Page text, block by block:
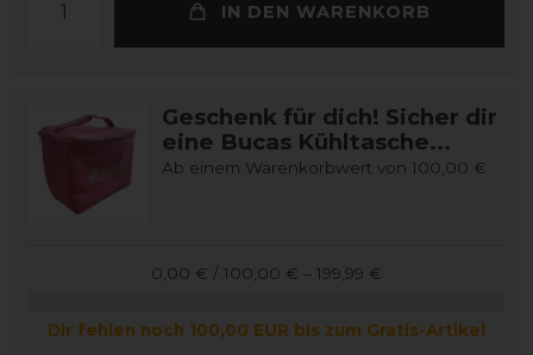
IN DEN WARENKORB
Geschenk für dich! Sicher dir
eine Bucas Kühltasche...
Ab einem Warenkorbwert von 100,00 €
0,00 € / 100,00 € – 199,99 €
Dir fehlen noch 100,00 EUR bis zum Gratis-Artikel